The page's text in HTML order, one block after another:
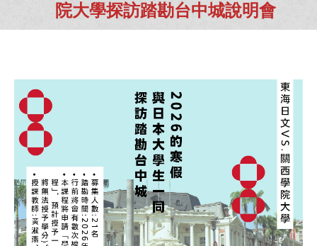
院大學探訪踏勘台中城說明會
You are here: